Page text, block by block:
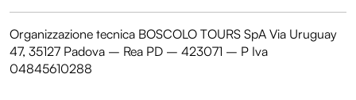
Organizzazione tecnica BOSCOLO TOURS SpA Via Uruguay
47, 35127 Padova – Rea PD – 423071 – P Iva
04845610288